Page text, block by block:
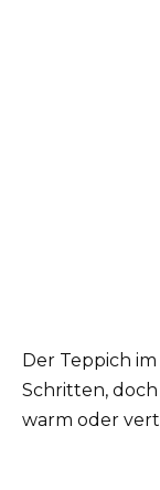
Der Teppich
Schritten,
warm oder